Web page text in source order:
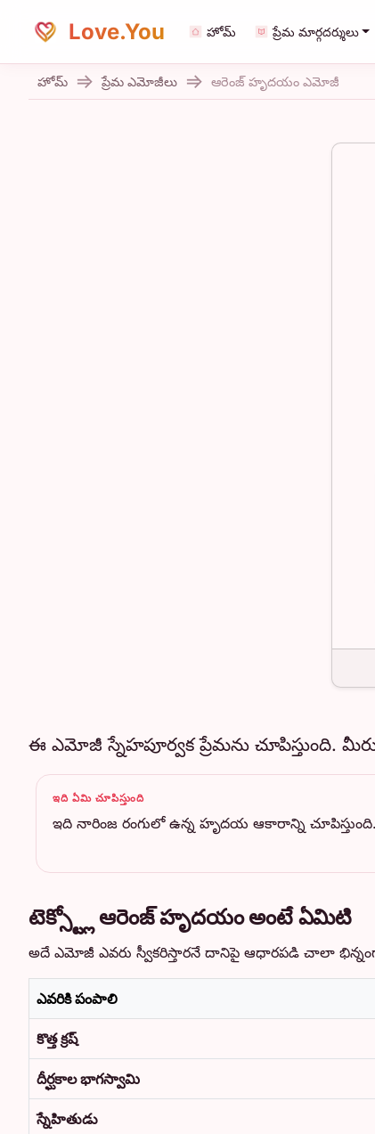
Love.You హోమ్ ప్రేమ మార్గదర్శులు
హోమ్ ప్రేమ ఎమోజీలు ఆరెంజ్ హృదయం ఎమోజీ
ఈ ఎమోజీ స్నేహపూర్వక ప్రేమను చూపిస్తుంది.
ఇది ఏమి చూపిస్తుంది
ఇది నారింజ రంగులో ఉన్న హృదయ ఆకారాన్ని చూపిస్తుంది.
టెక్స్ట్లో ఆరెంజ్ హృదయం అంటే ఏమిటి
అదే ఎమోజీ ఎవరు స్వీకరిస్తారనే దానిపై ఆధారపడి చాలా
ఎవరికి పంపాలి
కొత్త క్రష్
దీర్ఘకాల భాగస్వామి
స్నేహితుడు